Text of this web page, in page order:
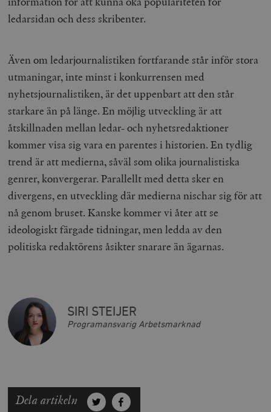
ledarsidan och dess skribenter.
Även om ledarjournalistiken fortfarande står inför stora
utmaningar, inte minst i konkurrensen med
nyhetsjournalistiken, är det uppenbart att den står
starkare än på länge. En möjlig utveckling är att
åtskillnaden mellan ledar- och nyhetsredaktioner
kommer visa sig vara en parentes i historien. En tydlig
trend är att medierna, såväl som olika journalistiska
genrer, konvergerar. Parallellt med detta sker en
divergens, en utveckling där medierna nischar sig för att
nå genom bruset. Kanske kommer vi åter att se
ideologiskt färgade tidningar, men ledda av den
politiska redaktörens åsikter snarare än ägarnas.
SIRI STEIJER
Programansvarig Arbetsmarknad
Dela artikeln